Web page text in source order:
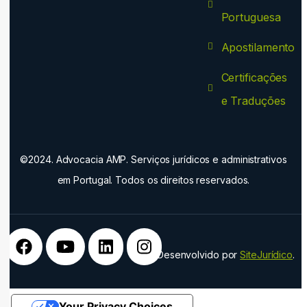
Portuguesa
Apostilamento
Certificações
e Traduções
©2024. Advocacia AMP. Serviços jurídicos e administrativos
em Portugal. Todos os direitos reservados.
Desenvolvido porSiteJurídico.